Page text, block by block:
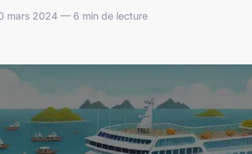
mars 2024 — 6 min de lecture